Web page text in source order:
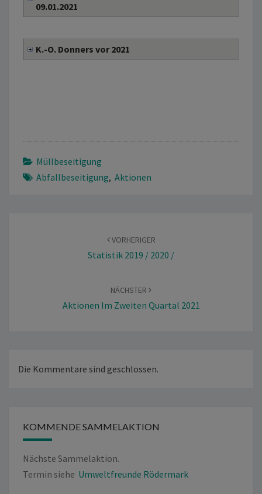
09.01.2021
K.-O. Donners vor 2021
Müllbeseitigung
Abfallbeseitigung, Aktionen
VORHERIGER
Statistik 2019 / 2020 /
NÄCHSTER
Aktionen Im Zweiten Quartal 2021
Die Kommentare sind geschlossen.
KOMMENDE SAMMELAKTION
Nächste Sammelaktion.
Termin siehe Umweltfreunde Rödermark